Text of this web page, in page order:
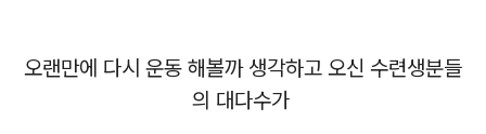
오랜만에 다시 운동 해볼까 생각하고 오신 수련생분들
의 대다수가